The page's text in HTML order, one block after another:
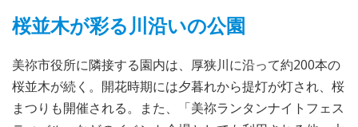
桜並木が彩る川沿いの公園
美祢市役所に隣接する園内は、厚狭川に沿って約200本の
桜並木が続く。開花時期には夕暮れから提灯が灯され、桜
まつりも開催される。また、「美祢ランタンナイトフェス